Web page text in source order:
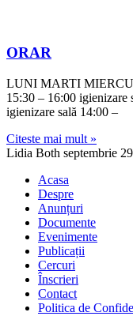
ORAR
LUNI MARTI
15:30 – 16:00 igienizare
igienizare sală 14:00 –
Citeste mai mult »
Lidia Both septembrie
Acasa
Despre
Anunțuri
Documente
Evenimente
Publicații
Cercuri
Înscrieri
Contact
Politica de